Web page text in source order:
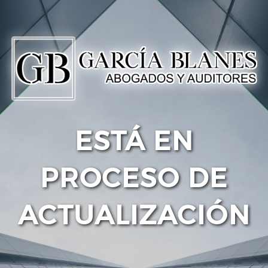
ESTÁ EN
PROCESO DE
ACTUALIZACIÓN